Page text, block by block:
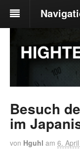
Besuch
im
von Hguhl am 6.